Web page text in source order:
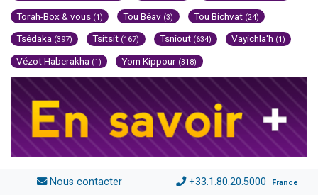
Torah-Box & vous (1) Tou Béav (3) Tou Bichvat (24)
Tsédaka (397) Tsitsit (167) Tsniout (634) Vayichla'h (1)
Vézot Haberakha (1) Yom Kippour (318)
Nous contacter +33.1.80.20.5000 France